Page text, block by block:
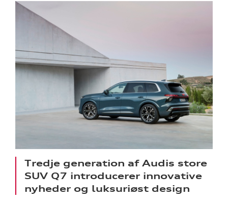
Tredje generation af Audis store
SUV Q7 introducerer innovative
nyheder og luksuriøst design